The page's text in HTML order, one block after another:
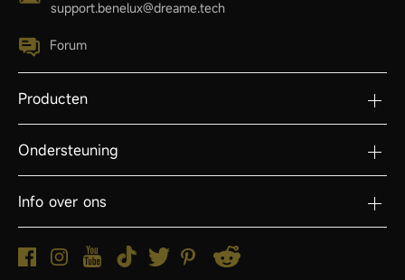
support.benelux@dreame.tech
Forum
Producten
Ondersteuning
Info over ons